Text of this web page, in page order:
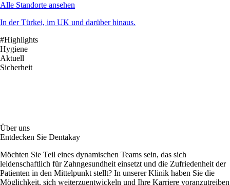
Alle Standorte ansehen
In der Türkei, im UK und darüber hinaus.
#Highlights
Hygiene
Aktuell
Sicherheit
Über uns
Entdecken Sie Dentakay
Möchten Sie Teil eines dynamischen Teams sein, das sich
leidenschaftlich für Zahngesundheit einsetzt und die Zufriedenheit der
Patienten in den Mittelpunkt stellt? In unserer Klinik haben Sie die
Möglichkeit, sich weiterzuentwickeln und Ihre Karriere voranzutreiben